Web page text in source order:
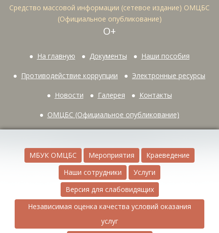
Средство массовой информации (сетевое издание) ОМЦБС
(Официальное опубликование)
О+
На главную Документы Наши пособия
Противодействие коррупции Электронные ресурсы
Новости Галерея Контакты
ОМЦБС (Официальное опубликование)
МБУК ОМЦБС Мероприятия
Краеведение
Наши сотрудники
Услуги
Версия для слабовидящих
Независимая оценка качества условий оказания
услуг